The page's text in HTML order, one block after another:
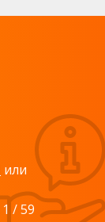
или
1 / 59